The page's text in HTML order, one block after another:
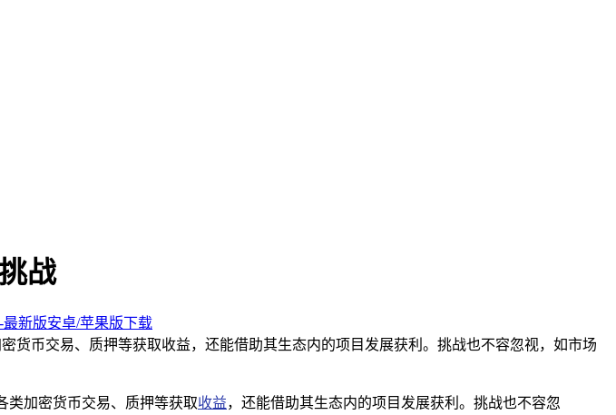
战
最新版安卓/苹果版下载
币交易、质押等获取收益，还能借助其生态内的项目发展获利。挑战也不容忽视，如市场
类加密货币交易、质押等获取收益，还能借助其生态内的项目发展获利。挑战也不容忽